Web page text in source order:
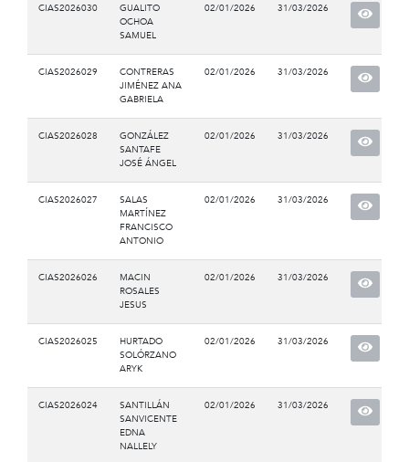
CIAS2026030
GUALITO
OCHOA
SAMUEL
02/01/2026 31/03/2026
CIAS2026029
CONTRERAS
JIMÉNEZ ANA
GABRIELA
02/01/2026 31/03/2026
CIAS2026028
GONZÁLEZ
SANTAFE
JOSÉ ÁNGEL
02/01/2026 31/03/2026
CIAS2026027
SALAS
MARTÍNEZ
FRANCISCO
ANTONIO
02/01/2026 31/03/2026
CIAS2026026
MACIN
ROSALES
JESUS
02/01/2026 31/03/2026
CIAS2026025
HURTADO
SOLÓRZANO
ARYK
02/01/2026 31/03/2026
CIAS2026024
SANTILLÁN
SANVICENTE
EDNA
NALLELY
02/01/2026 31/03/2026